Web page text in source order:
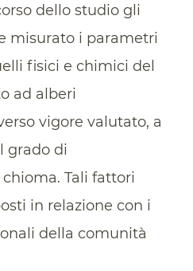
dello studio gli
misurato i parametri
fisici e chimici del
ad alberi
vigore valutato, a
grado di
Tali fattori
in relazione con i
della comunità